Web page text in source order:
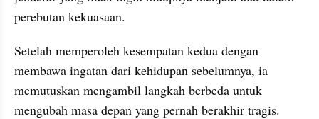
perebutan kekuasaan.
Setelah memperoleh kesempatan kedua dengan
membawa ingatan dari kehidupan sebelumnya, ia
memutuskan mengambil langkah berbeda untuk
mengubah masa depan yang pernah berakhir tragis.